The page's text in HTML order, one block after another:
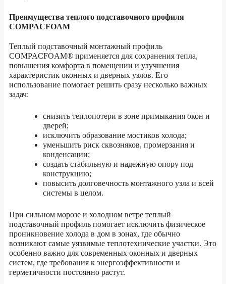
Преимущества теплого подставочного профиля
COMPACFOAM
Теплый подставочный монтажный профиль
COMPACFOAM® применяется для сохранения тепла,
повышения комфорта в помещении и улучшения
характеристик оконных и дверных узлов. Его
использование помогает решить сразу несколько важных
задач:
снизить теплопотери в зоне примыкания окон и
дверей;
исключить образование мостиков холода;
уменьшить риск сквозняков, промерзания и
конденсации;
создать стабильную и надежную опору под
конструкцию;
повысить долговечность монтажного узла и всей
системы в целом.
При сильном морозе и холодном ветре теплый
подставочный профиль помогает исключить физическое
проникновение холода в дом в зонах, где обычно
возникают самые уязвимые теплотехнические участки. Это
особенно важно для современных оконных и дверных
систем, где требования к энергоэффективности и
герметичности постоянно растут.